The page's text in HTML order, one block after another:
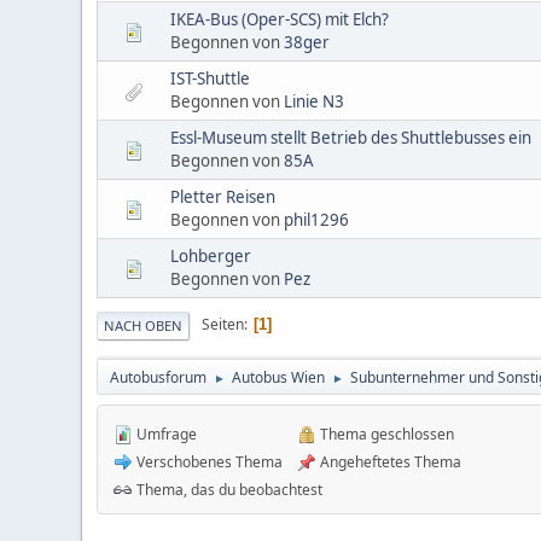
IKEA-Bus (Oper-SCS) mit Elch?
Begonnen von38ger
IST-Shuttle
Begonnen von Linie N3
Essl-Museum stellt Betrieb des Shuttlebusses ein
Begonnen von85A
Pletter Reisen
Begonnen von phil1296
Lohberger
Begonnen von Pez
NACH OBEN Seiten 1
Autobusforum ► Autobus Wien ► Subunternehmer und
Umfrage
Verschobenes Thema
Thema geschlossen
Angeheftetes Thema
Thema, das du beobachtest